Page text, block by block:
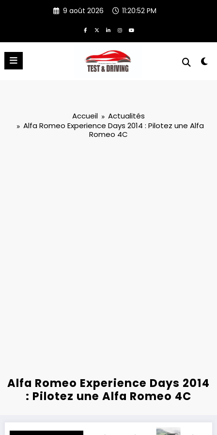
9 août 2026 11:20:52 PM
Accueil
Actualités
Alfa Romeo Experience Days 2014 : Pilotez une Alfa
Romeo 4C
Alfa Romeo Experience Days 2014
: Pilotez une Alfa Romeo 4C